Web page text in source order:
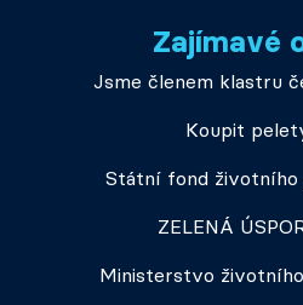
Zajímavé
Jsme členem klastru
Koupit
Státní fond
ZELENÁ
Ministerstvo